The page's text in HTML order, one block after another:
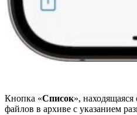
Кнопка «Список», находящаяся
файлов в архиве с указанием